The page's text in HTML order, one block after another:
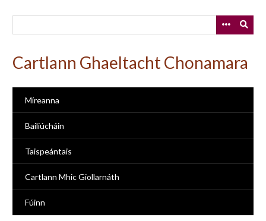
Cartlann Ghaeltacht Chonamara
Míreanna
Bailiúcháin
Taispeántais
Cartlann Mhic Giollarnáth
Fúinn